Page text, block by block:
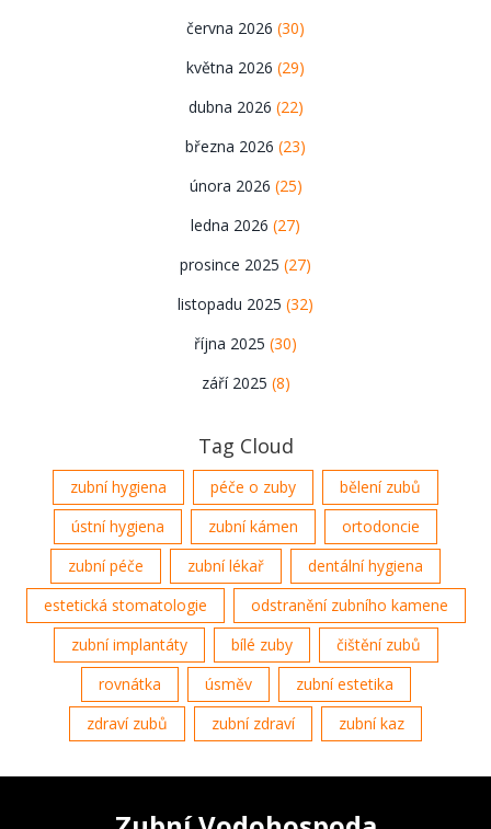
června 2026 (30)
května 2026 (29)
dubna 2026 (22)
března 2026 (23)
února 2026 (25)
ledna 2026 (27)
prosince 2025 (27)
listopadu 2025 (32)
října 2025 (30)
září 2025 (8)
Tag Cloud
zubní hygiena péče o zuby
bělení zubů
ústní hygiena
zubní kámen
ortodoncie
zubní péče
zubní lékař
dentální hygiena
estetická stomatologie
odstranění zubního kamene
zubní implantáty
bílé zuby
čištění zubů
rovnátka
úsměv
zubní estetika
zdraví zubů
zubní zdraví zubní kaz